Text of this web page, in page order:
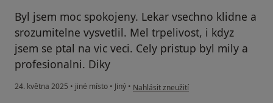
Byl jsem moc spokojeny. Lekar vsechno klidne a
srozumitelne vysvetlil. Mel trpelivost, i kdyz
jsem se ptal na vic veci. Cely pristup byl mily a
profesionalni. Diky
24. května 2025 • jiné místo • Jiný • podle názoru uživatele D.K.
Nahlásit zneužití